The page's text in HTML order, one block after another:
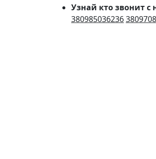
Узнай кто звонит с
380985036236